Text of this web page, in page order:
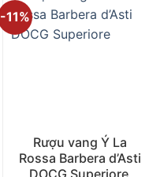
-11%
Rượu vang Ý La
Rossa Barbera d’Asti
DOCG Superiore